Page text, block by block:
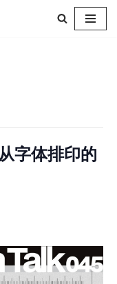
字体排印的